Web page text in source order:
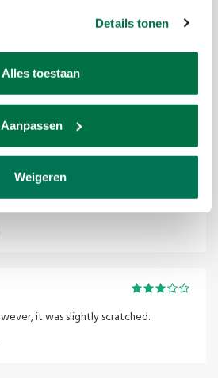
Details tonen
Alles toestaan
Aanpassen
Weigeren
it was slightly scratched.